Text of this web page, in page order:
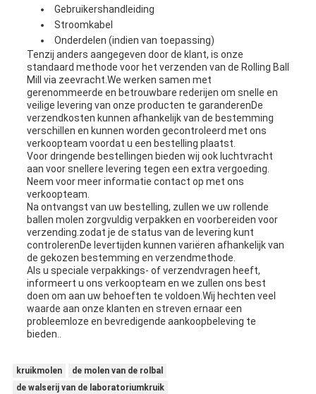
Gebruikershandleiding
Stroomkabel
Onderdelen (indien van toepassing)
Tenzij anders aangegeven door de klant, is onze
standaard methode voor het verzenden van de Rolling Ball
Mill via zeevracht.We werken samen met
gerenommeerde en betrouwbare rederijen om snelle en
veilige levering van onze producten te garanderenDe
verzendkosten kunnen afhankelijk van de bestemming
verschillen en kunnen worden gecontroleerd met ons
verkoopteam voordat u een bestelling plaatst.
Voor dringende bestellingen bieden wij ook luchtvracht
aan voor snellere levering tegen een extra vergoeding.
Neem voor meer informatie contact op met ons
verkoopteam.
Na ontvangst van uw bestelling, zullen we uw rollende
ballen molen zorgvuldig verpakken en voorbereiden voor
verzending.zodat je de status van de levering kunt
controlerenDe levertijden kunnen variëren afhankelijk van
de gekozen bestemming en verzendmethode.
Als u speciale verpakkings- of verzendvragen heeft,
informeert u ons verkoopteam en we zullen ons best
doen om aan uw behoeften te voldoen.Wij hechten veel
waarde aan onze klanten en streven ernaar een
probleemloze en bevredigende aankoopbeleving te
bieden..
kruikmolen
de molen van de rolbal
de walserij van de laboratoriumkruik